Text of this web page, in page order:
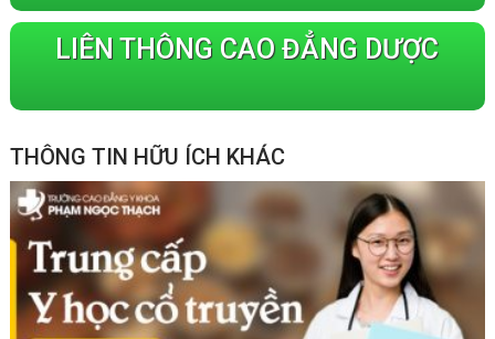
LIÊN THÔNG CAO ĐẲNG DƯỢC
THÔNG TIN HỮU ÍCH KHÁC